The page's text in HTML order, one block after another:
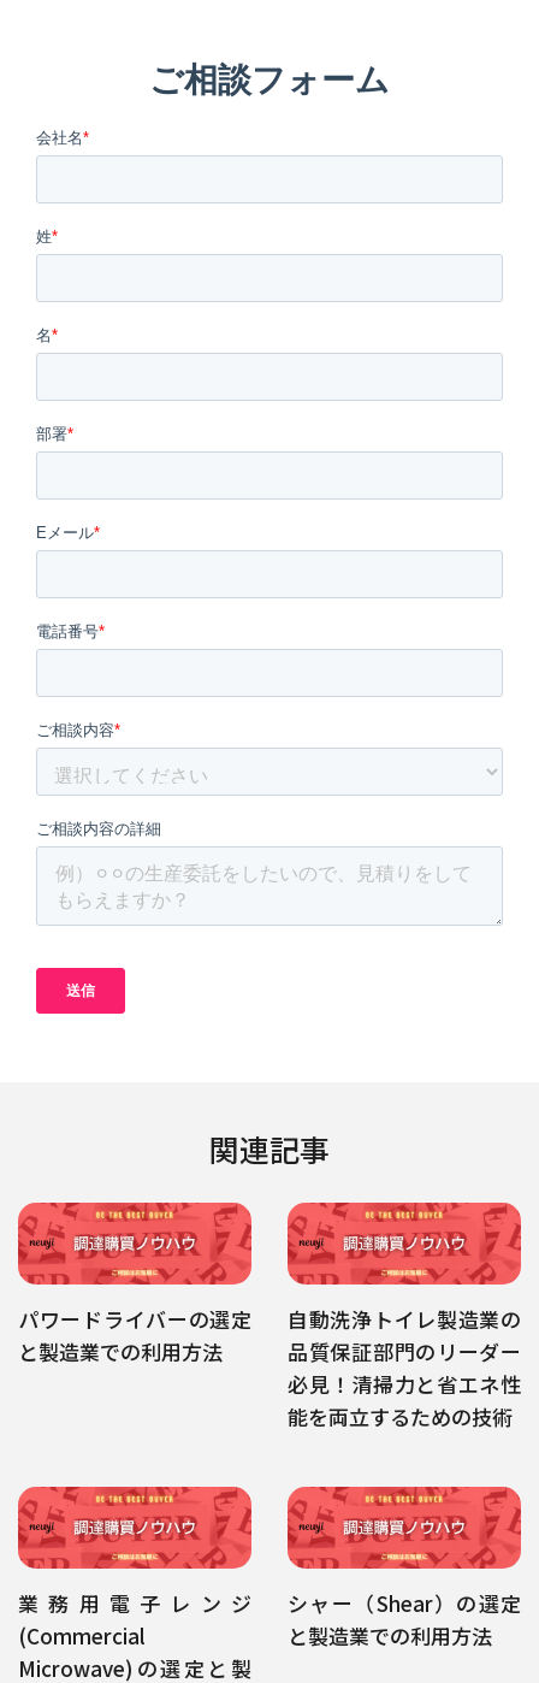
関連記事
パワードライバーの選定
と製造業での利用方法
自動洗浄トイレ製造業の
品質保証部門のリーダー
必見！清掃力と省エネ性
能を両立するための技術
業務用電子レンジ
(Commercial
Microwave)の選定と製
シャー（Shear）の選定
と製造業での利用方法